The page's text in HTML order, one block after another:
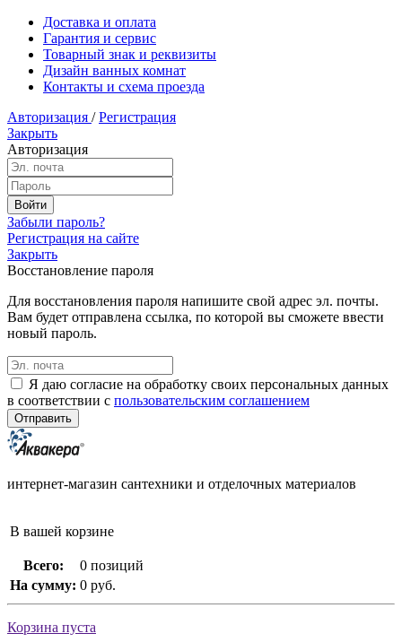
Доставка и оплата
Гарантия и сервис
Товарный знак и реквизиты
Дизайн ванных комнат
Контакты и схема проезда
Авторизация / Регистрация
Закрыть
Авторизация
Забыли пароль?
Регистрация на сайте
Закрыть
Восстановление пароля
Для восстановления пароля напишите свой адрес эл. почты.
Вам будет отправлена ссылка, по которой вы сможете ввести
новый пароль.
Я даю согласие на обработку своих персональных данных
в соответствии с пользовательским соглашением
интернет-магазин сантехники и отделочных материалов
В вашей корзине
Всего:
0 позиций
На сумму: 0 руб.
Корзина пуста